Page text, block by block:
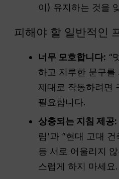
이) 유지하는 것을
피해야 할 일반적인
너무 모호합니다: “
하고 지루한 문구
제대로 작동하려면
필요합니다.
상충되는 지침 제공:
림'과 ”현대 고대
등 서로 어울리지
스럽게 하지 마세요.